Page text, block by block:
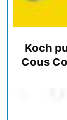
Koch
Cous